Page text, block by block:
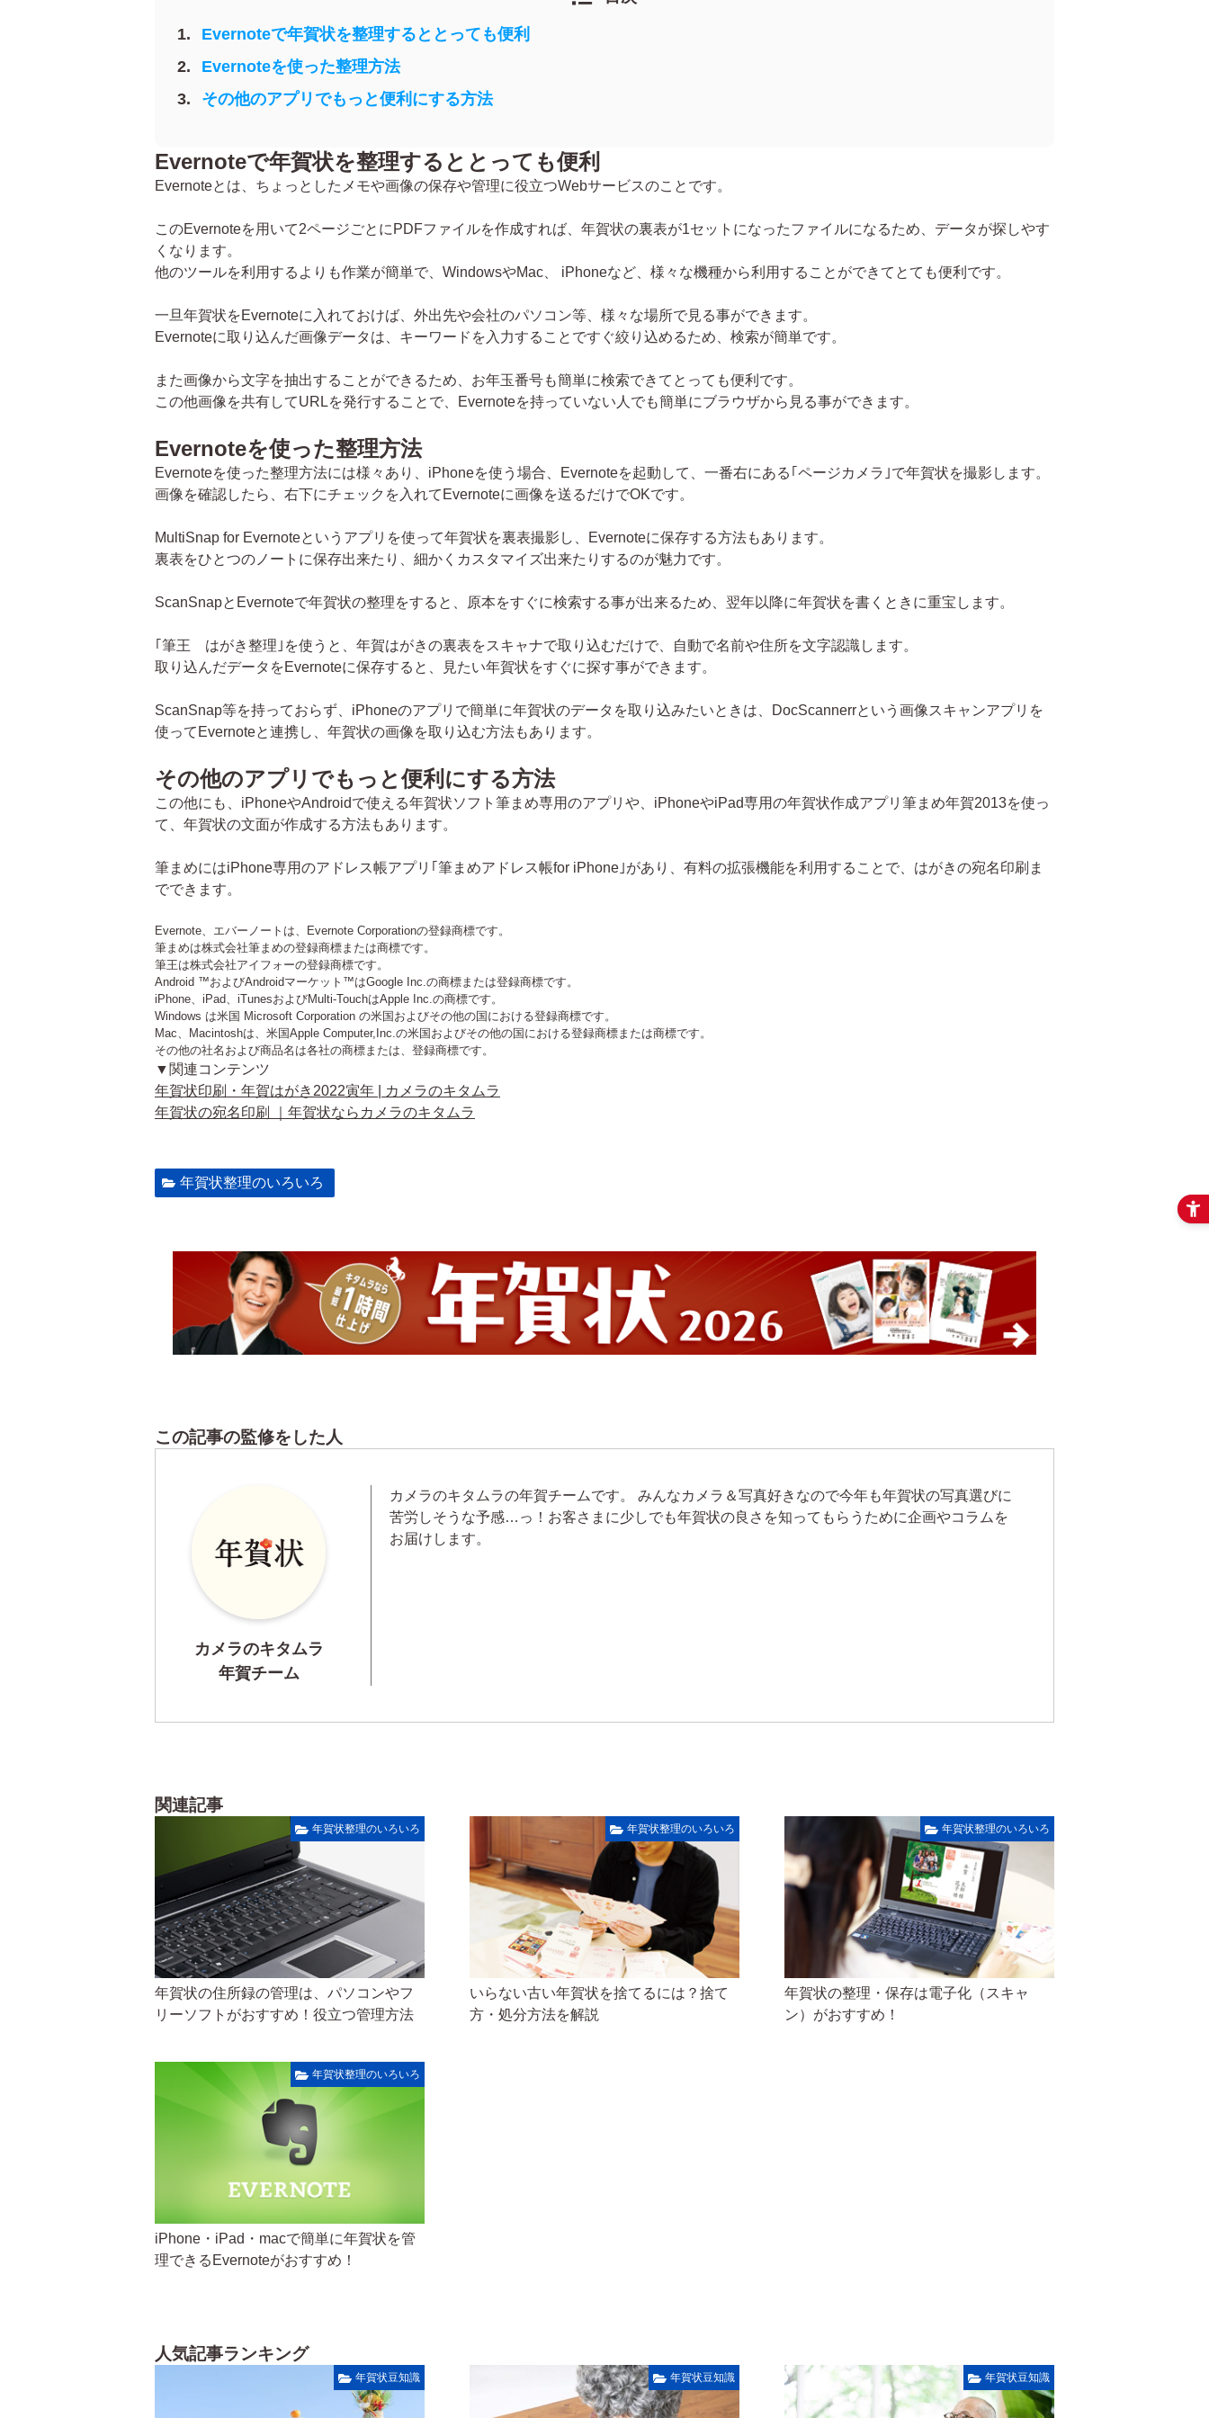
Evernoteで年賀状を整理するととっても便利
Evernoteを使った整理方法
その他のアプリでもっと便利にする方法
Evernoteで年賀状を整理するととっても便利
Evernoteとは、ちょっとしたメモや画像の保存や管理に役立つWebサービスのことです。
このEvernoteを用いて2ページごとにPDFファイルを作成すれば、年賀状の裏表が1セットになったファイルになるため、データが探しやす
くなります。
他のツールを利用するよりも作業が簡単で、WindowsやMac、 iPhoneなど、様々な機種から利用することができてとても便利です。
一旦年賀状をEvernoteに入れておけば、外出先や会社のパソコン等、様々な場所で見る事ができます。
Evernoteに取り込んだ画像データは、キーワードを入力することですぐ絞り込めるため、検索が簡単です。
また画像から文字を抽出することができるため、お年玉番号も簡単に検索できてとっても便利です。
この他画像を共有してURLを発行することで、Evernoteを持っていない人でも簡単にブラウザから見る事ができます。
Evernoteを使った整理方法
Evernoteを使った整理方法には様々あり、iPhoneを使う場合、Evernoteを起動して、一番右にある｢ページカメラ｣で年賀状を撮影します。
画像を確認したら、右下にチェックを入れてEvernoteに画像を送るだけでOKです。
MultiSnap for Evernoteというアプリを使って年賀状を裏表撮影し、Evernoteに保存する方法もあります。
裏表をひとつのノートに保存出来たり、細かくカスタマイズ出来たりするのが魅力です。
ScanSnapとEvernoteで年賀状の整理をすると、原本をすぐに検索する事が出来るため、翌年以降に年賀状を書くときに重宝します。
｢筆王 はがき整理｣を使うと、年賀はがきの裏表をスキャナで取り込むだけで、自動で名前や住所を文字認識します。
取り込んだデータをEvernoteに保存すると、見たい年賀状をすぐに探す事ができます。
ScanSnap等を持っておらず、iPhoneのアプリで簡単に年賀状のデータを取り込みたいときは、DocScannerrという画像スキャンアプリを
使ってEvernoteと連携し、年賀状の画像を取り込む方法もあります。
その他のアプリでもっと便利にする方法
この他にも、iPhoneやAndroidで使える年賀状ソフト筆まめ専用のアプリや、iPhoneやiPad専用の年賀状作成アプリ筆まめ年賀2013を使っ
て、年賀状の文面が作成する方法もあります。
筆まめにはiPhone専用のアドレス帳アプリ｢筆まめアドレス帳for iPhone｣があり、有料の拡張機能を利用することで、はがきの宛名印刷ま
でできます。
Evernote、エバーノートは、Evernote Corporationの登録商標です。
筆まめは株式会社筆まめの登録商標または商標です。
筆王は株式会社アイフォーの登録商標です。
Android ™およびAndroidマーケット™はGoogle Inc.の商標または登録商標です。
iPhone、iPad、iTunesおよびMulti-TouchはApple Inc.の商標です。
Windows は米国 Microsoft Corporation の米国およびその他の国における登録商標です。
Mac、Macintoshは、米国Apple Computer,Inc.の米国およびその他の国における登録商標または商標です。
その他の社名および商品名は各社の商標または、登録商標です。
▼関連コンテンツ
年賀状印刷・年賀はがき2022寅年 | カメラのキタムラ
年賀状の宛名印刷 ｜年賀状ならカメラのキタムラ
年賀状整理のいろいろ
この記事の監修をした人
カメラのキタムラ
年賀チーム
カメラのキタムラの年賀チームです。 みんなカメラ＆写真好きなので今年も年賀状の写真選びに
苦労しそうな予感…っ！お客さまに少しでも年賀状の良さを知ってもらうために企画やコラムを
お届けします。
関連記事
年賀状整理のいろいろ
年賀状の住所録の管理は、パソコンやフ
リーソフトがおすすめ！役立つ管理方法
年賀状整理のいろいろ
いらない古い年賀状を捨てるには？捨て
方・処分方法を解説
年賀状整理のいろいろ
年賀状の整理・保存は電子化（スキャ
ン）がおすすめ！
年賀状整理のいろいろ
iPhone・iPad・macで簡単に年賀状を管
理できるEvernoteがおすすめ！
人気記事ランキング
年賀状豆知識 年賀状豆知識 年賀状豆知識